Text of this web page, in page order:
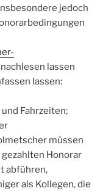
jedoch
nachlesen lassen
lassen:
Fahrzeiten;
müssen
Honorar
abführen,
als Kollegen, die